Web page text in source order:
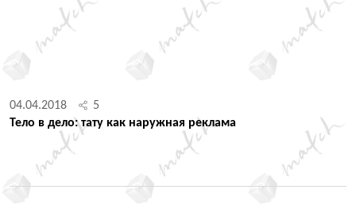
04.04.2018
5
Тело в дело: тату как наружная реклама